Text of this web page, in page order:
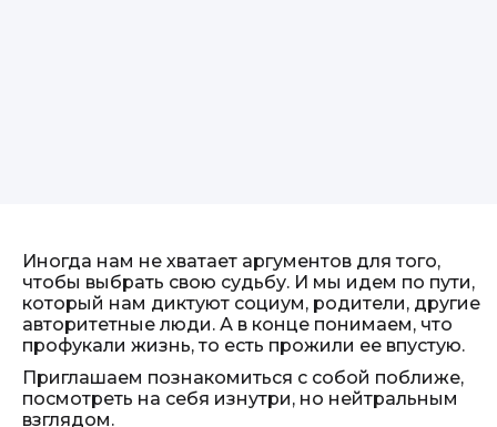
Иногда нам не хватает аргументов для того,
чтобы выбрать свою судьбу. И мы идем по пути,
который нам диктуют социум, родители, другие
авторитетные люди. А в конце понимаем, что
профукали жизнь, то есть прожили ее впустую.
Приглашаем познакомиться с собой поближе,
посмотреть на себя изнутри, но нейтральным
взглядом.